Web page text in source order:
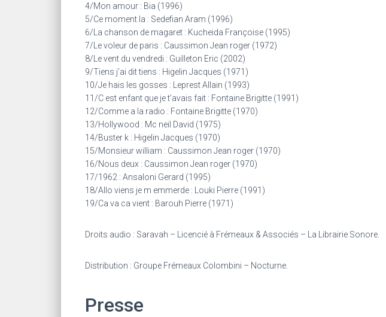
4/Mon amour : Bia (1996)
5/Ce moment la : Sedefian Aram (1996)
6/La chanson de magaret : Kucheida Françoise (1995)
7/Le voleur de paris : Caussimon Jean roger (1972)
8/Le vent du vendredi : Guilleton Eric (2002)
9/Tiens j’ai dit tiens : Higelin Jacques (1971)
10/Je hais les gosses : Leprest Allain (1993)
11/C est enfant que je t’avais fait : Fontaine Brigitte (1991)
12/Comme a la radio : Fontaine Brigitte (1970)
13/Hollywood : Mc neil David (1975)
14/Buster k : Higelin Jacques (1970)
15/Monsieur william : Caussimon Jean roger (1970)
16/Nous deux : Caussimon Jean roger (1970)
17/1962 : Ansaloni Gerard (1995)
18/Allo viens je m emmerde : Louki Pierre (1991)
19/Ca va ca vient : Barouh Pierre (1971)
Droits audio : Saravah – Licencié à Frémeaux & Associés – La Librairie Sonore.
Distribution : Groupe Frémeaux Colombini – Nocturne.
Presse